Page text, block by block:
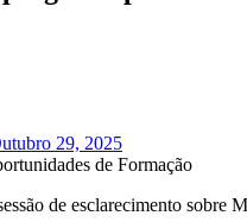
29, 2025
de esclarecimento sobre